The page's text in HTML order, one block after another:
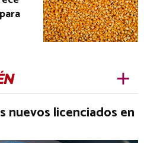
nuevos licenciados en